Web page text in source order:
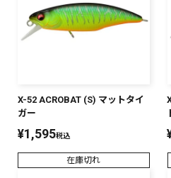
X-52 ACROBAT (S) マットタイ
ガー
¥1,595税込
在庫切れ